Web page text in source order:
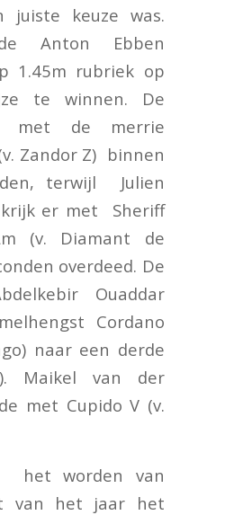
keuze was.
Anton Ebben
1.45m rubriek op
te winnen. De
met de merrie
Zandor Z) binnen
terwijl Julien
er met Sheriff
(v. Diamant de
overdeed. De
Ouaddar
Cordano
naar een derde
Maikel van der
met Cupido V (v.
het worden van
van het jaar het